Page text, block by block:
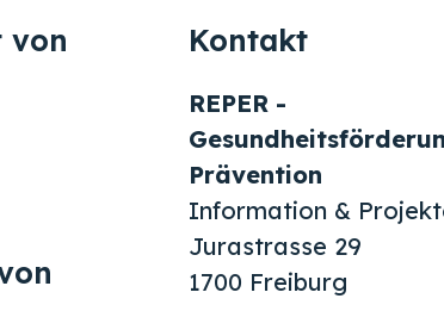
von Kontakt
REPER -
Prävention
Information &
Jurastrasse 29
1700 Freiburg